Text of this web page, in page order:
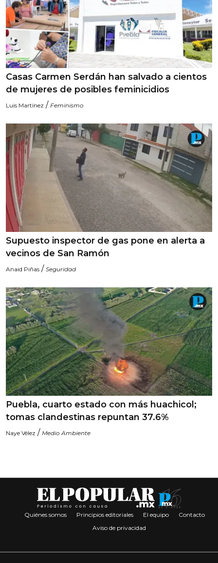
Casas Carmen Serdán han salvado a cientos
de mujeres de posibles feminicidios
Luis Martínez / Feminismo
Supuesto inspector de gas pone en alerta a
vecinos de San Ramón
Anaid Piñas / Seguridad
Puebla, cuarto estado con más huachicol;
tomas clandestinas repuntan 37.6%
Naye Vélez / Medio Ambiente
Quiénes somos Principios editoriales El equipo
Contacto
Aviso de privacidad